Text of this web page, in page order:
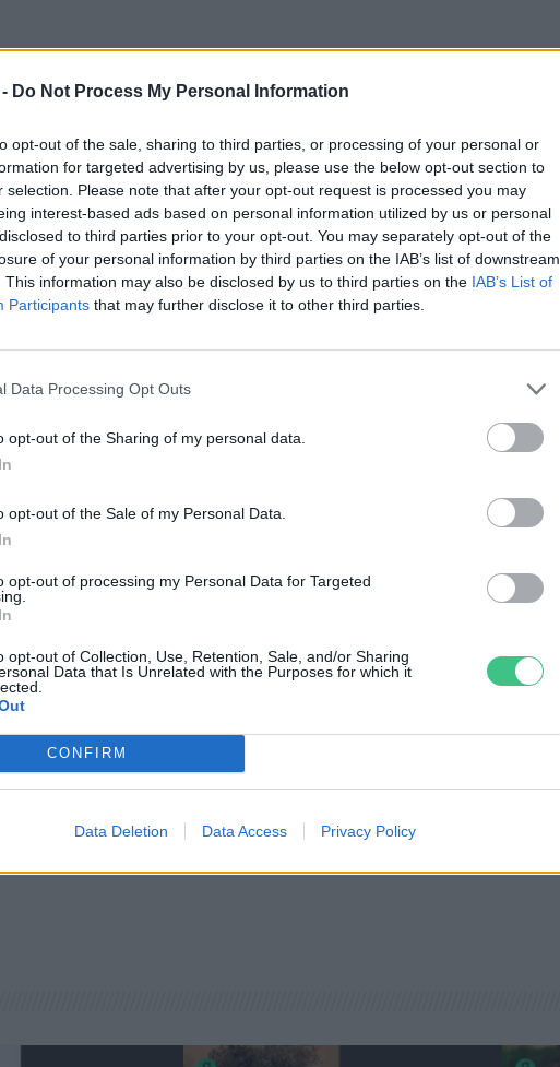
Do Not Process My Personal Information
opt-out of the sale, sharing to third parties, or processing of your personal or
for targeted advertising by us, please use the below opt-out section to
selection. Please note that after your opt-out request is processed you may
interest-based ads based on personal information utilized by us or personal
to third parties prior to your opt-out. You may separately opt-out of the
of your personal information by third parties on the IAB’s list of downstream
This information may also be disclosed by us to third parties on the IAB’s List of
Participants that may further disclose it to other third parties.
Data Processing Opt Outs
opt-out of the Sharing of my personal data.
opt-out of the Sale of my Personal Data.
opt-out of processing my Personal Data for Targeted
opt-out of Collection, Use, Retention, Sale, and/or Sharing
Data that Is Unrelated with the Purposes for which it
CONFIRM
Data Deletion Data Access Privacy Policy
és természetvédelmi menedzsere
malacokat és a szarvasmarhákat is
célokra, mivel taposásuk és
növények virágzását.
még rád! Nézz szét!